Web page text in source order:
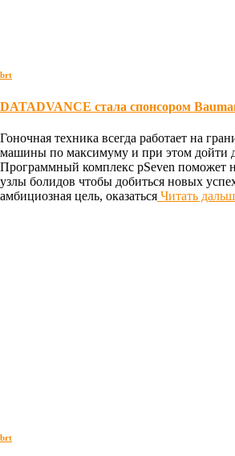
brt
DATADVANCE стала спонсором
Гоночная техника всегда работает на
машины по максимуму и при этом дойти
Программный комплекс pSeven поможет
узлы болидов чтобы добиться новых
амбициозная цель, оказаться Читать
brt